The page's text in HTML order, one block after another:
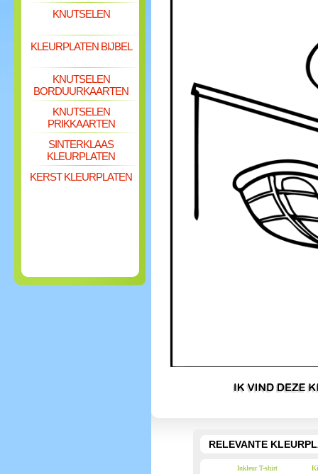
KNUTSELEN
KLEURPLATEN BIJBEL
KNUTSELEN
BORDUURKAARTEN
KNUTSELEN
PRIKKAARTEN
SINTERKLAAS
KLEURPLATEN
KERST KLEURPLATEN
RELEVANTE
Inkleur T-shirt